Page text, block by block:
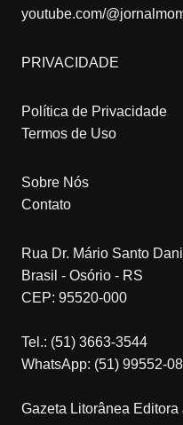
youtube.com/
PRIVACIDADE
Política de Privacidade
Termos de Uso
Sobre Nós
Contato
Rua Dr. Mário Santo
Brasil - Osório - RS
CEP: 95520-000
Tel.: (51) 3663-3544
WhatsApp: (51) 99552-
Gazeta Litorânea